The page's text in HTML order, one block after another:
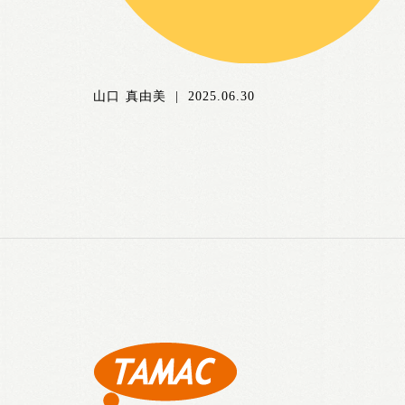
い家に慣れてきて お風呂にもついてく...
山口 真由美 | 2025.06.30